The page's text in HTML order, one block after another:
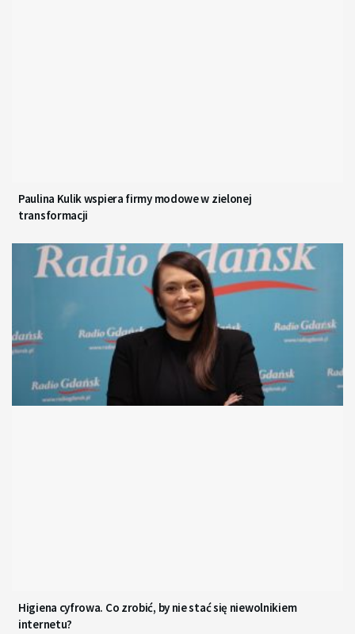
Paulina Kulik wspiera firmy modowe w zielonej
transformacji
Higiena cyfrowa. Co zrobić, by nie stać się niewolnikiem
internetu?